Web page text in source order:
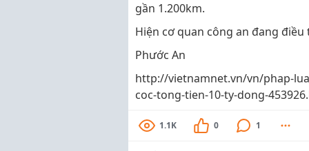
gần 1.200km.
Hiện cơ quan công an đang
Phước An
http://vietnamnet.vn/vn/phap-
coc-tong-tien-10-ty-dong-
1.1K 0 1